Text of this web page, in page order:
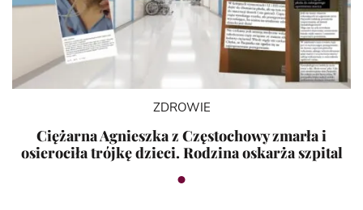
ZDROWIE
Ciężarna Agnieszka z Częstochowy zmarła i
osierociła trójkę dzieci. Rodzina oskarża szpital